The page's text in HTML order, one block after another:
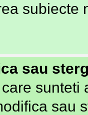
subiecte
sau
sau